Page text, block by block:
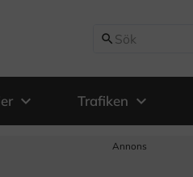
search
expand_more Trafiken expand_more
Annons